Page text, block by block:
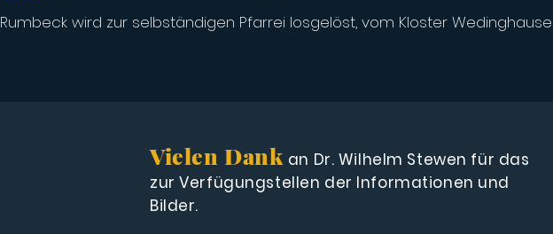
Rumbeck wird zur selbständigen Pfarrei losgelöst, vom Kloster
Vielen Dank an Dr. Wilhelm Stewen für das
zur Verfügungstellen der Informationen und
Bilder.